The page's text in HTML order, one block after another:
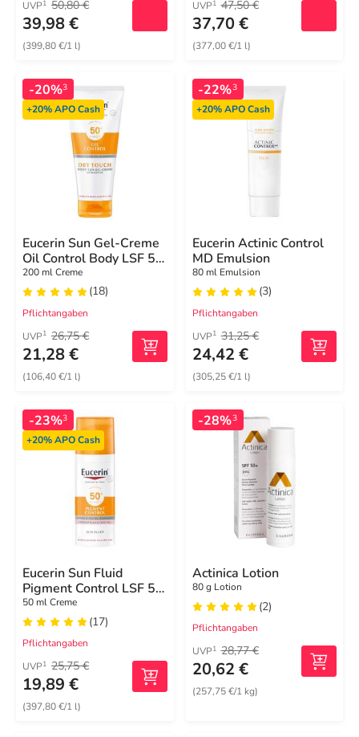
UVP1 50,80 €
39,98 €
(399,80 €/1 l)
UVP1 47,50 €
37,70 €
(377,00 €/1 l)
-20%3
+20%APO Cash
Eucerin Sun Gel-Creme
Oil Control Body LSF 50
+
200 ml Creme
(18)
Pflichtangaben
UVP1 26,75 €
21,28 €
(106,40 €/1 l)
-22%3
+20%APO Cash
Eucerin Actinic Control
MD Emulsion
80 ml Emulsion
(3)
Pflichtangaben
UVP1 31,25 €
24,42 €
(305,25 €/1 l)
-23%3
+20%APO Cash
Eucerin Sun Fluid
Pigment Control LSF 50
+
50 ml Creme
(17)
Pflichtangaben
UVP1 25,75 €
19,89 €
(397,80 €/1 l)
-28%3
Actinica Lotion
80 g Lotion
(2)
Pflichtangaben
UVP1 28,77 €
20,62 €
(257,75 €/1 kg)